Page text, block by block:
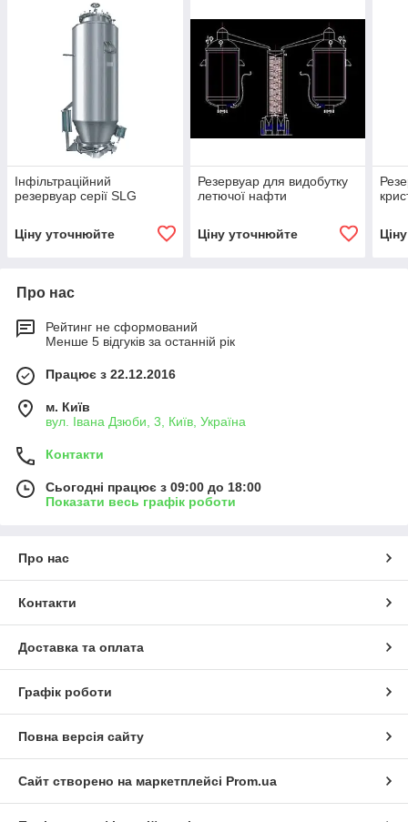
Інфільтраційний
резервуар серії SLG
Ціну уточнюйте
Резервуар для видобутку
летючої нафти
Ціну уточнюйте
Про нас
Рейтинг не сформований
Менше 5 відгуків за останній рік
Працює з 22.12.2016
м. Київ
вул. Івана Дзюби, 3, Київ, Україна
Контакти
Сьогодні працює з 09:00 до 18:00
Показати весь графік роботи
Про нас
Контакти
Доставка та оплата
Графік роботи
Повна версія сайту
Сайт створено на маркетплейсі Prom.ua